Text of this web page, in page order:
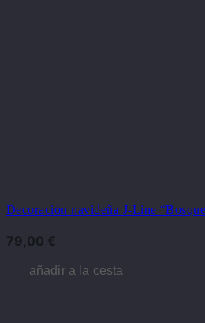
Decoración navideña J-Line
79,00 €
añadir a la cesta